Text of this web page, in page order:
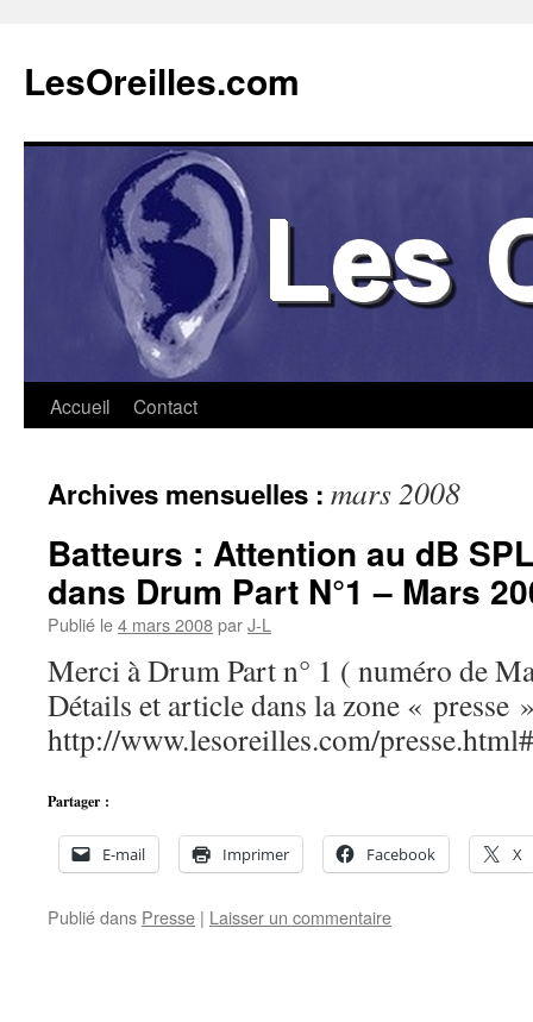
contenu
LesOreilles.com
Accueil Contact
Archives mensuelles : mars 2008
Batteurs : Attention au dB
dans Drum Part N°1 – Mars
Publié le4 mars 2008parJ-L
Merci à Drum Part n° 1 ( numéro de
Détails et article dans la zone « presse
http://www.lesoreilles.com/
Partager :
E-mail Imprimer Facebook X
Publié dans Presse | Laisser un commentaire